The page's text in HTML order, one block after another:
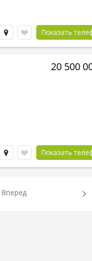
Показать
20 500
Показать
Вперед